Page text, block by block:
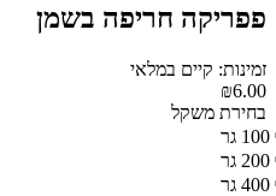
פפריקה חריפה בשמן
זמינות: קיים במלאי
₪6.00
בחירת משקל
100 גר
200 גר
400 גר